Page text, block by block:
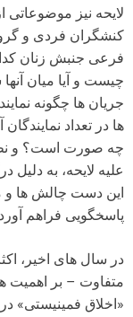
لایحه نیز
کنشگران فردی و
فرعی جنبش زنان
چیست و آیا میان
جریان ها چگونه
ها در تعداد
چه صورت است؟ و
علیه لایحه، به دلیل
این دست چالش ها و
پاسخگویی فراهم
در سال های اخیر،
متفاوت – بر اهمیت
«اخلاق فمینیستی» در